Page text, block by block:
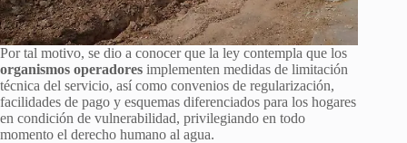
Por tal motivo, se dio a conocer que la ley contempla que los
organismos operadores implementen medidas de limitación
técnica del servicio, así como convenios de regularización,
facilidades de pago y esquemas diferenciados para los hogares
en condición de vulnerabilidad, privilegiando en todo
momento el derecho humano al agua.